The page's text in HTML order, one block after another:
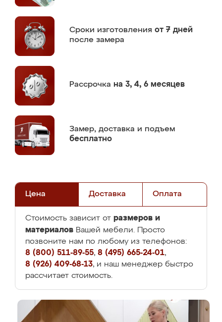
Сроки изготовления от 7 дней
после замера
Рассрочка на 3, 4, 6 месяцев
Замер, доставка и подъем
бесплатно
Цена Доставка Оплата
Стоимость зависит от размеров и
материалов Вашей мебели. Просто
позвоните нам по любому из телефонов:
8 (800) 511-89-55, 8 (495) 665-24-01,
8 (926) 409-68-13, и наш менеджер быстро
рассчитает стоимость.